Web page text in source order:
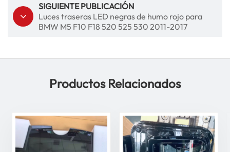
SIGUIENTE PUBLICACIÓN
Luces traseras LED negras de humo rojo para
BMW M5 F10 F18 520 525 530 2011-2017
Productos Relacionados